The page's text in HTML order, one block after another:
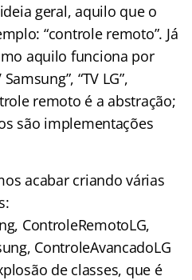
geral, aquilo que o
“controle remoto”. Já
aquilo funciona por
“TV LG”,
remoto é a abstração;
são implementações
acabar criando várias
ControleRemotoLG,
ControleAvancadoLG
de classes, que é